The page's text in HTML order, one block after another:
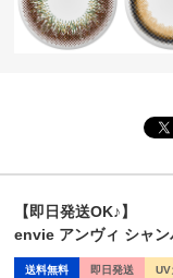
【即日発送OK♪】
envie アンヴィ シャ
送料無料 即日発送 UV